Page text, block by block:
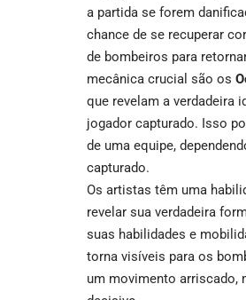
a partida se forem
chance de se recuperar
de bombeiros para
mecânica crucial são os
que revelam a verdadeira
jogador capturado. Isso
de uma equipe,
capturado.
Os artistas têm uma
revelar sua verdadeira
suas habilidades e
torna visíveis para os
um movimento arriscado,